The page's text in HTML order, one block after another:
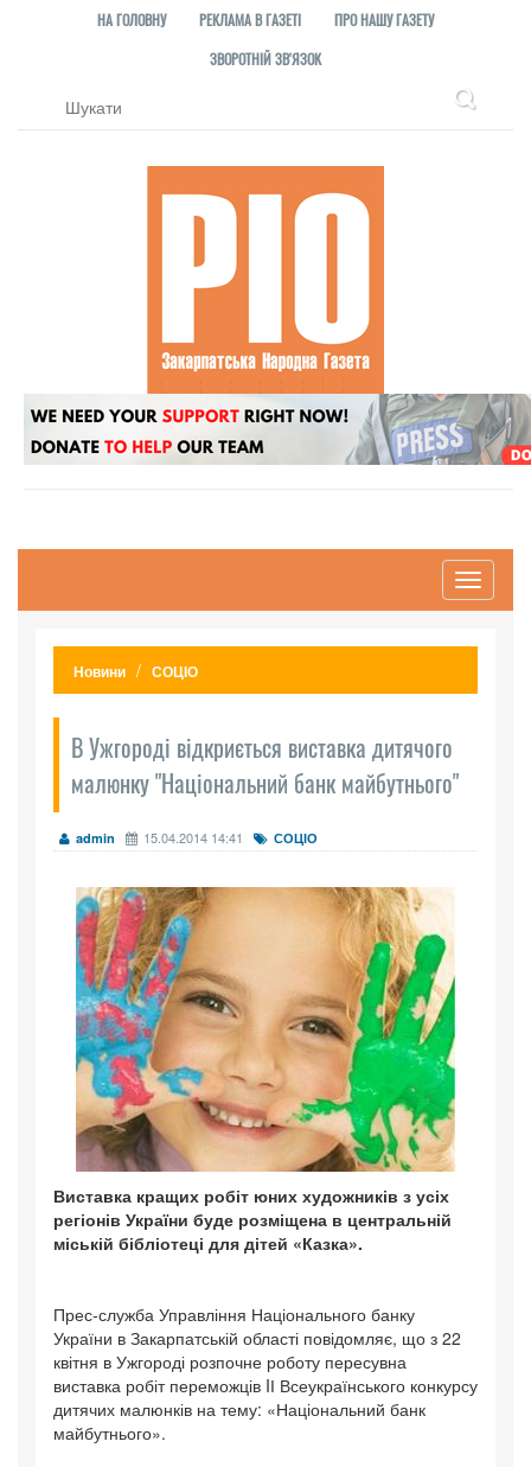
НА ГОЛОВНУ РЕКЛАМА В ГАЗЕТІ
ПРО НАШУ ГАЗЕТУ
ЗВОРОТНІЙ ЗВ'ЯЗОК
Toggle
Новини СОЦІО
В Ужгороді відкриється виставка дитячого
малюнку "Національний банк майбутнього"
admin 15.04.2014 14:41 СОЦІО
Виставка кращих робіт юних художників з усіх
регіонів України буде розміщена в центральній
міській бібліотеці для дітей «Казка».
Прес-служба Управління Національного банку
України в Закарпатській області повідомляє, що з 22
квітня в Ужгороді розпочне роботу пересувна
виставка робіт переможців IІ Всеукраїнського конкурсу
дитячих малюнків на тему: «Національний банк
майбутнього».